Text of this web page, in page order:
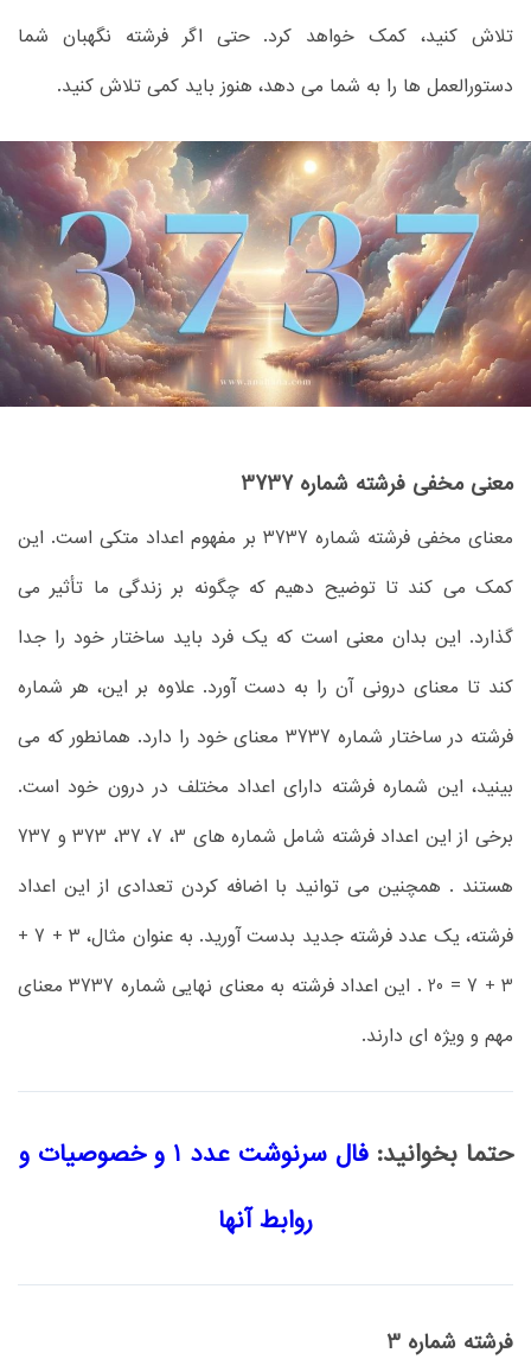
تلاش کنید، کمک خواهد کرد. حتی اگر فرشته نگهبان شما
دستورالعمل ها را به شما می دهد، هنوز باید کمی تلاش کنید.
معنی مخفی فرشته شماره 3737
معنای مخفی فرشته شماره 3737 بر مفهوم اعداد متکی است. این
کمک می کند تا توضیح دهیم که چگونه بر زندگی ما تأثیر می
گذارد. این بدان معنی است که یک فرد باید ساختار خود را جدا
کند تا معنای درونی آن را به دست آورد. علاوه بر این، هر شماره
فرشته در ساختار شماره 3737 معنای خود را دارد. همانطور که می
بینید، این شماره فرشته دارای اعداد مختلف در درون خود است.
برخی از این اعداد فرشته شامل شماره های 3، 7، 37، 373 و 737
هستند . همچنین می توانید با اضافه کردن تعدادی از این اعداد
فرشته، یک عدد فرشته جدید بدست آورید. به عنوان مثال، 3 + 7 +
3 + 7 = 20 . این اعداد فرشته به معنای نهایی شماره 3737 معنای
مهم و ویژه ای دارند.
حتما بخوانید:
فال سرنوشت عدد 1 و خصوصیات و
روابط آنها
فرشته شماره 3